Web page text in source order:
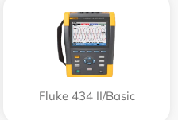
Fluke 434 II/Basic